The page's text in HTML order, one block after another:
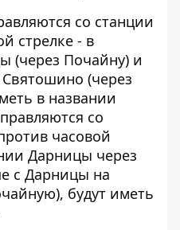
со станции
стрелке - в
(через Почайну) и
(через
в названии
со
часовой
Дарницы через
с Дарницы на
будут иметь